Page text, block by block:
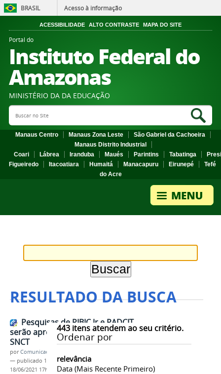
BRASIL Acesso à informação
ACESSIBILIDADE ALTO CONTRASTE MAPA DO SITE
Portal do
Instituto Federal do
Amazonas
MINISTÉRIO DA DA EDUCAÇÃO
Search Site
Manaus Centro Manaus Zona Leste
São Gabriel da Cachoeira
Manaus Distrito Industrial
Coari
Lábrea Iranduba Maués Parintins Tabatinga
Figueiredo
Itacoatiara Humaitá Manacapuru Eirunepé
Tefé
do Acre
RESULTADO DA BUSCA
443itens atendem ao seu critério.
Ordenar por
relevância
Data (mais Recente Primeiro)
Pesquisas de PIBIC Jr e PADCIT
serão apresentadas hoje na 17ª
SNCT
porComunicação CPR
— publicado 18/06/2021—última modificação
18/06/2021 17h22